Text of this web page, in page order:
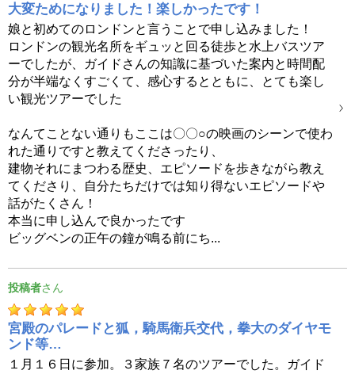
大変ためになりました！楽しかったです！
娘と初めてのロンドンと言うことで申し込みました！
ロンドンの観光名所をギュッと回る徒歩と水上バスツア
ーでしたが、ガイドさんの知識に基づいた案内と時間配
分が半端なくすごくて、感心するとともに、とても楽し
い観光ツアーでした
なんてことない通りもここは〇〇○の映画のシーンで使わ
れた通りですと教えてくださったり、
建物それにまつわる歴史、エピソードを歩きながら教え
てくださり、自分たちだけでは知り得ないエピソードや
話がたくさん！
本当に申し込んで良かったです
ビッグベンの正午の鐘が鳴る前にち...
投稿者
宮殿のパレードと狐，騎馬衛兵交代，拳大のダイヤモ
ンド等…
１月１６日に参加。３家族７名のツアーでした。ガイド